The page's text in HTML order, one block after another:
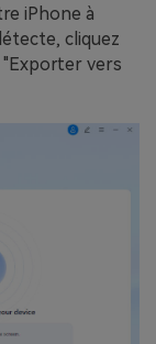
iPhone à
cliquez
vers